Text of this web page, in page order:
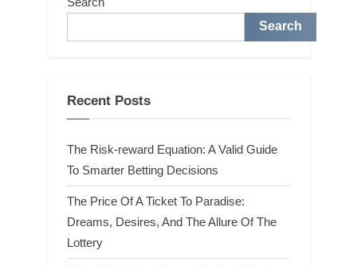
Search
Recent Posts
The Risk-reward Equation: A Valid Guide
To Smarter Betting Decisions
The Price Of A Ticket To Paradise:
Dreams, Desires, And The Allure Of The
Lottery